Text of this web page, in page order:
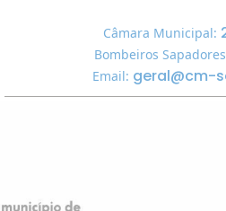
Câmara Municipal:
Bombeiros
Email: geral@cm-